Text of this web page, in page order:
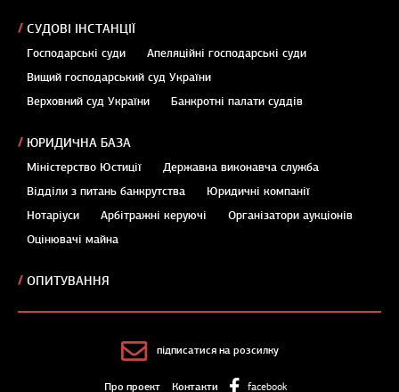
СУДОВІ ІНСТАНЦІЇ
Господарські суди
Апеляційні господарські суди
Вищий господарський суд України
Верховний суд України
Банкротні палати суддів
ЮРИДИЧНА БАЗА
Міністерство Юстиції
Державна виконавча служба
Відділи з питань банкрутства
Юридичні компанії
Нотаріуси
Арбітражні керуючі
Організатори аукціонів
Оцінювачі майна
ОПИТУВАННЯ
підписатися на розсилку
Про проект Контакти facebook